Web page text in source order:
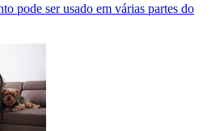
pode ser usado em várias partes do